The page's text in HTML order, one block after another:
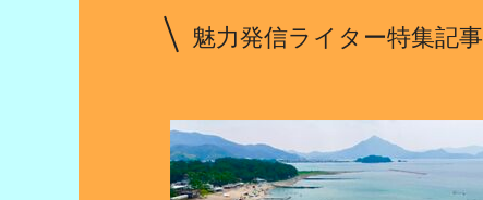
魅力発信ライター特集記事